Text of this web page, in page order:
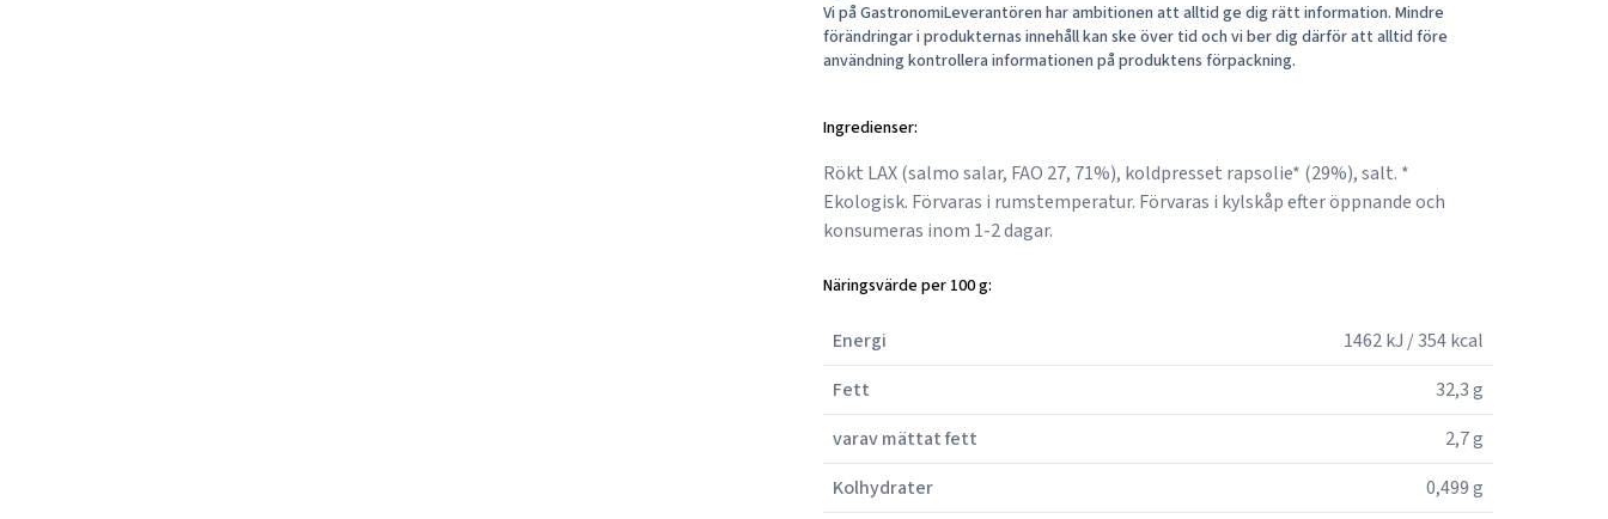
Vi på GastronomiLeverantören har ambitionen att alltid ge dig rätt information. Mindre
förändringar i produkternas innehåll kan ske över tid och vi ber dig därför att alltid före
användning kontrollera informationen på produktens förpackning.
Ingredienser:
Rökt LAX (salmo salar, FAO 27, 71%), koldpresset rapsolie* (29%), salt. *
Ekologisk. Förvaras i rumstemperatur. Förvaras i kylskåp efter öppnande och
konsumeras inom 1-2 dagar.
Näringsvärde per 100 g:
Energi
1462 kJ / 354 kcal
Fett
32,3 g
varav mättat fett
2,7 g
Kolhydrater
0,499 g